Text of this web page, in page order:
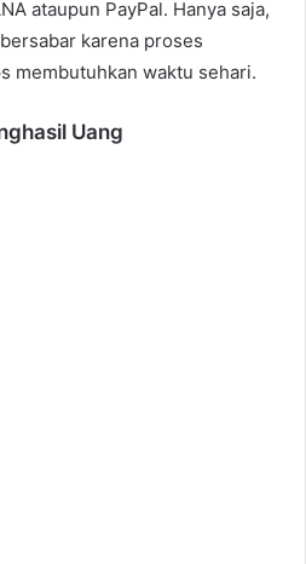
ataupun PayPal. Hanya saja,
karena proses
membutuhkan waktu sehari.
Uang